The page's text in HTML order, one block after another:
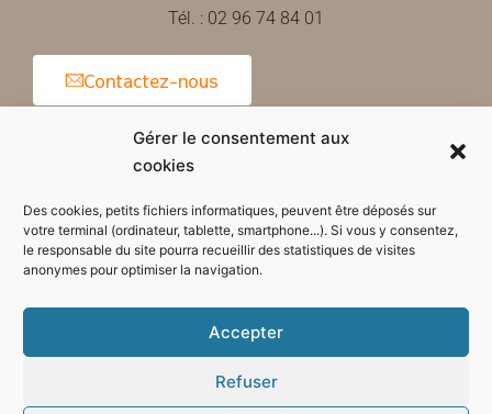
Gérer le consentement aux
cookies
Des cookies, petits fichiers informatiques, peuvent être déposés sur
votre terminal (ordinateur, tablette, smartphone...). Si vous y consentez,
le responsable du site pourra recueillir des statistiques de visites
anonymes pour optimiser la navigation.
Accepter
Refuser
Tél. : 02 96 74 84 01
Contactez-nous
Horaires d'ouverture de la mairie